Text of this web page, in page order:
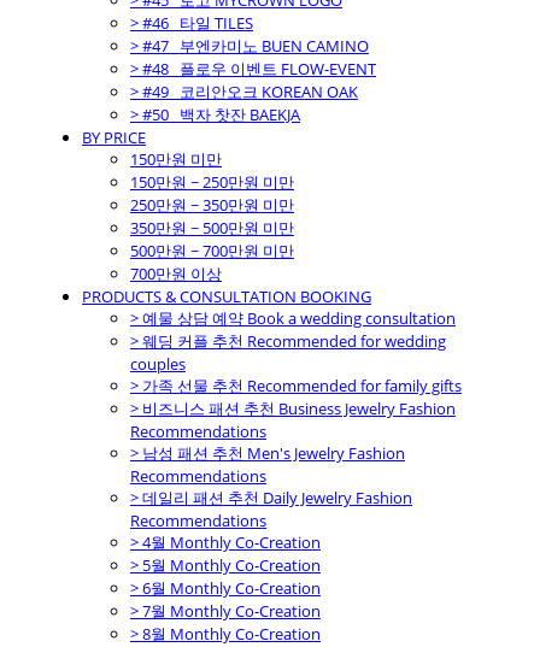
> #46_ 타일 TILES
> #47_ 부엔카미노 BUEN CAMINO
> #48_ 플로우 이벤트 FLOW-EVENT
> #49_ 코리안오크 KOREAN OAK
> #50_ 백자 찻잔 BAEKJA
BY PRICE
150만원 미만
150만원 ~ 250만원 미만
250만원 ~ 350만원 미만
350만원 ~ 500만원 미만
500만원 ~ 700만원 미만
700만원 이상
PRODUCTS & CONSULTATION BOOKING
> 예물 상담 예약 Book a wedding consultation
> 웨딩 커플 추천 Recommended for wedding
couples
> 가족 선물 추천 Recommended for family gifts
> 비즈니스 패션 추천 Business Jewelry Fashion
Recommendations
> 남성 패션 추천 Men's Jewelry Fashion
Recommendations
> 데일리 패션 추천 Daily Jewelry Fashion
Recommendations
> 4월 Monthly Co-Creation
> 5월 Monthly Co-Creation
> 6월 Monthly Co-Creation
> 7월 Monthly Co-Creation
> 8월 Monthly Co-Creation